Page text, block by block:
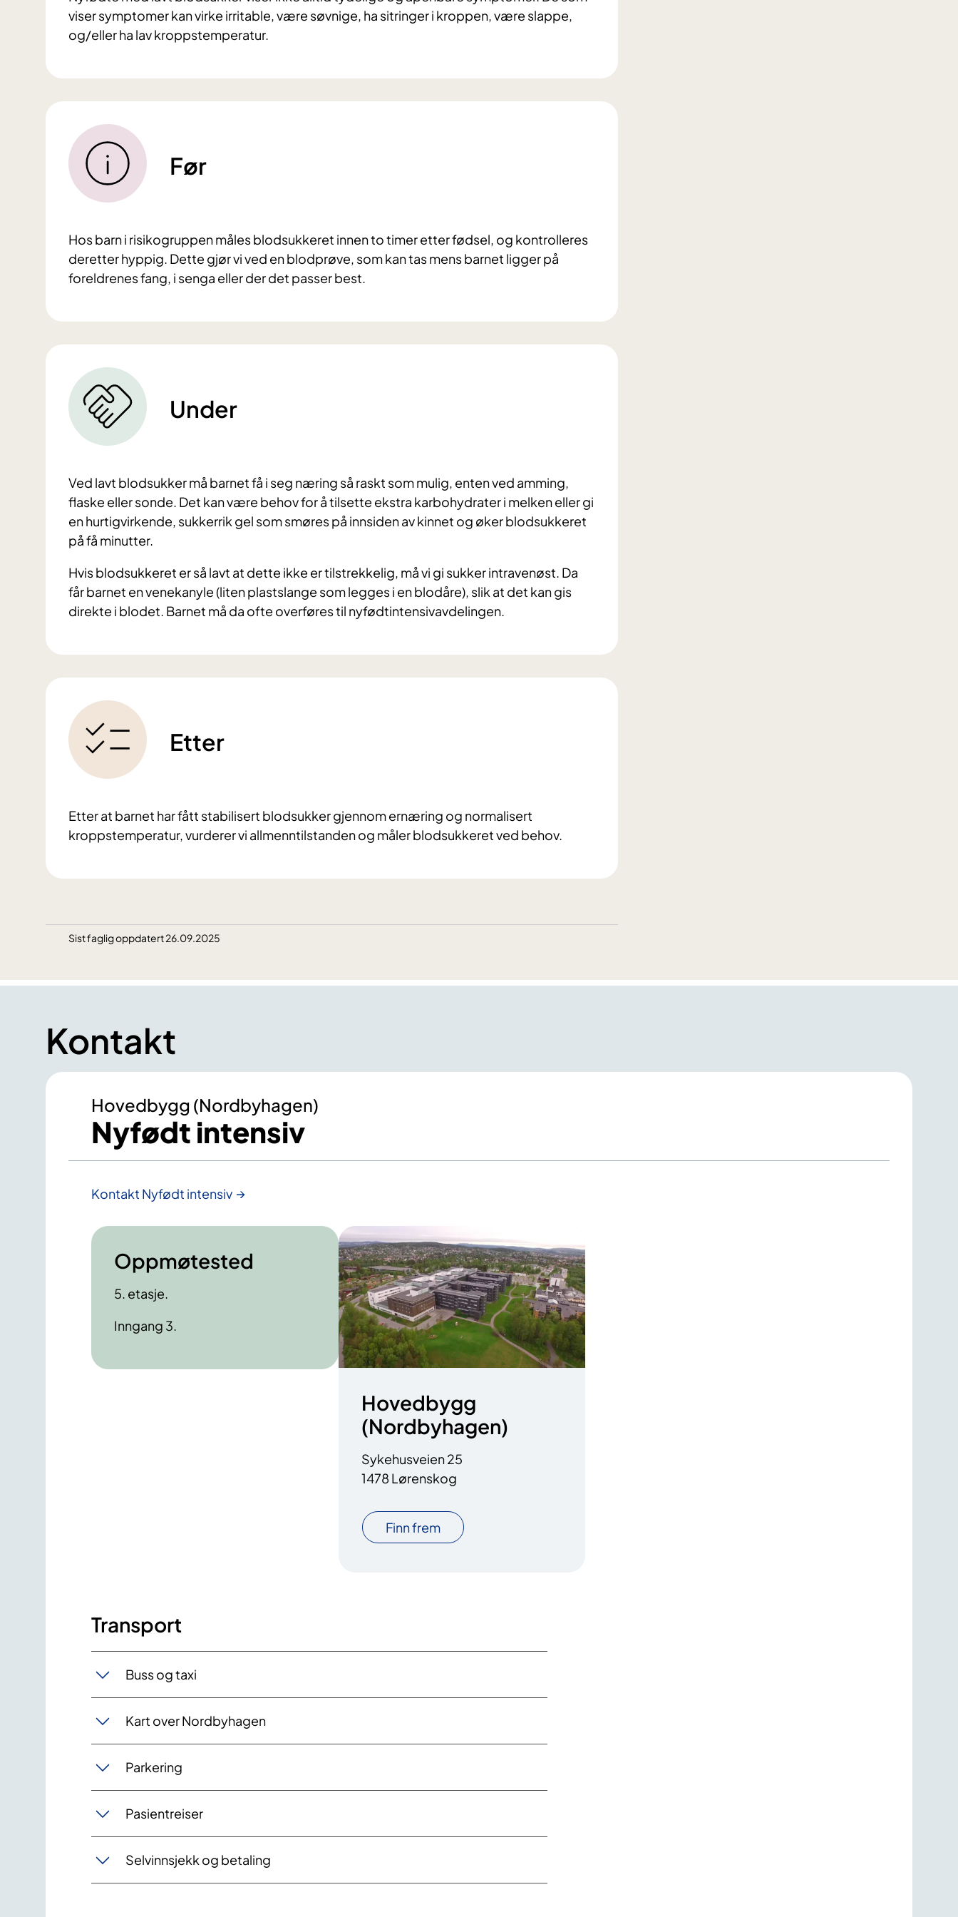
viser symptomer kan virke irritable, være søvnige, ha sitringer i kroppen, være slappe,
og/eller ha lav kroppstemperatur.
Før
Hos barn i risikogruppen måles blodsukkeret innen to timer etter fødsel, og kontrolleres
deretter hyppig. Dette gjør vi ved en blodprøve, som kan tas mens barnet ligger på
foreldrenes fang, i senga eller der det passer best.
Under
Ved lavt blodsukker må barnet få i seg næring så raskt som mulig, enten ved amming,
flaske eller sonde. Det kan være behov for å tilsette ekstra karbohydrater i melken eller gi
en hurtigvirkende, sukkerrik gel som smøres på innsiden av kinnet og øker blodsukkeret
på få minutter.
Hvis blodsukkeret er så lavt at dette ikke er tilstrekkelig, må vi gi sukker intravenøst. Da
får barnet en venekanyle (liten plastslange som legges i en blodåre), slik at det kan gis
direkte i blodet. Barnet må da ofte overføres til nyfødtintensivavdelingen.
Etter
Etter at barnet har fått stabilisert blodsukker gjennom ernæring og normalisert
kroppstemperatur, vurderer vi allmenntilstanden og måler blodsukkeret ved behov.
Sist faglig oppdatert 26.09.2025
Kontakt
Hovedbygg (Nordbyhagen)
Nyfødt intensiv
Kontakt Nyfødt intensiv
Oppmøtested
5. etasje.
Inngang 3.
Hovedbygg
(Nordbyhagen)
Sykehusveien 25
1478 Lørenskog
Finn frem
Transport
Buss og taxi
Kart over Nordbyhagen
Parkering
Pasientreiser
Selvinnsjekk og betaling